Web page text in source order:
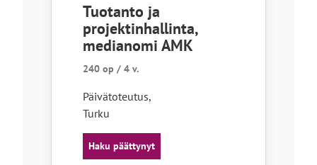
Tuotanto ja
projektinhallinta,
medianomi AMK
240 op / 4 v.
Päivätoteutus,
Turku
Haku päättynyt